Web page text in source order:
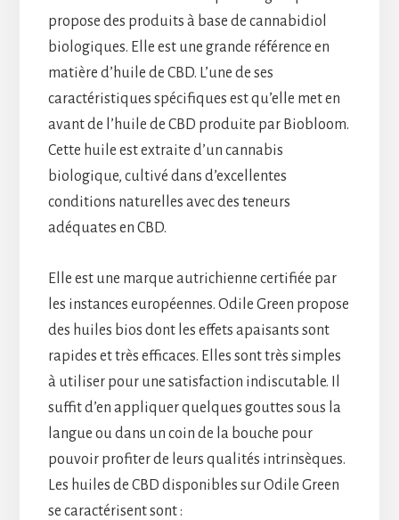
propose des produits à base de cannabidiol
biologiques. Elle est une grande référence en
matière d’huile de CBD. L’une de ses
caractéristiques spécifiques est qu’elle met en
avant de l’huile de CBD produite par Biobloom.
Cette huile est extraite d’un cannabis
biologique, cultivé dans d’excellentes
conditions naturelles avec des teneurs
adéquates en CBD.
Elle est une marque autrichienne certifiée par
les instances européennes. Odile Green propose
des huiles bios dont les effets apaisants sont
rapides et très efficaces. Elles sont très simples
à utiliser pour une satisfaction indiscutable. Il
suffit d’en appliquer quelques gouttes sous la
langue ou dans un coin de la bouche pour
pouvoir profiter de leurs qualités intrinsèques.
Les huiles de CBD disponibles sur Odile Green
se caractérisent sont :